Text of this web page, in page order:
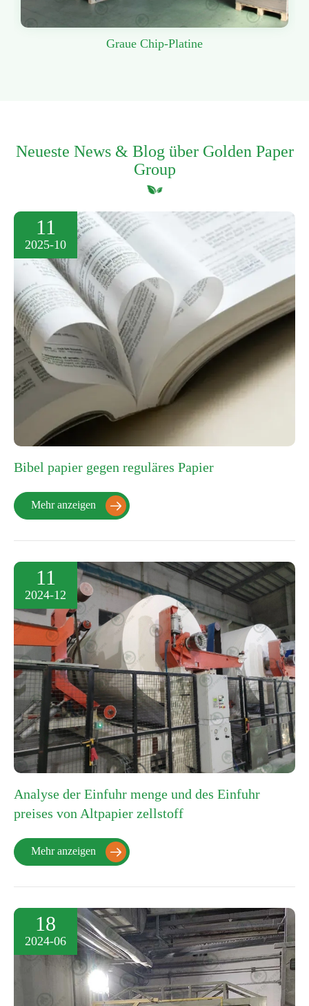
Graue Chip-Platine
Neueste News & Blog über Golden Paper
Group
11
2025-10
Bibel papier gegen reguläres Papier
Mehr anzeigen 
11
2024-12
Analyse der Einfuhr menge und des Einfuhr
preises von Altpapier zellstoff
Mehr anzeigen 
18
2024-06